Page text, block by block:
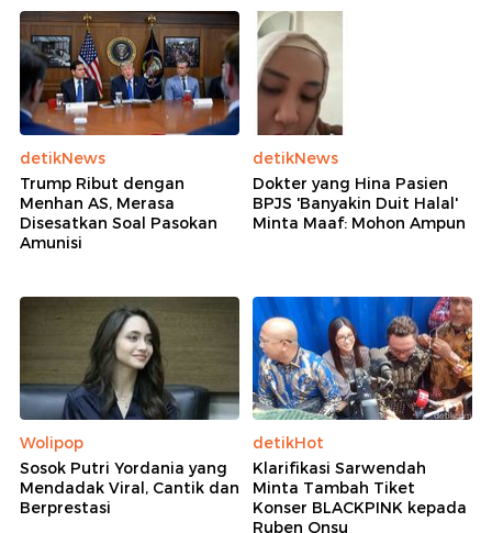
detikNews
Trump Ribut dengan
Menhan AS, Merasa
Disesatkan Soal Pasokan
Amunisi
detikNews
Dokter yang Hina Pasien
BPJS 'Banyakin Duit Halal'
Minta Maaf: Mohon Ampun
Wolipop
Sosok Putri Yordania yang
Mendadak Viral, Cantik dan
Berprestasi
detikHot
Klarifikasi Sarwendah
Minta Tambah Tiket
Konser BLACKPINK kepada
Ruben Onsu